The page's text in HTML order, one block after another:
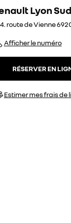
Lyon
route de Vienne
Afficher le numéro
RÉSERVER EN
Estimer mes frais de